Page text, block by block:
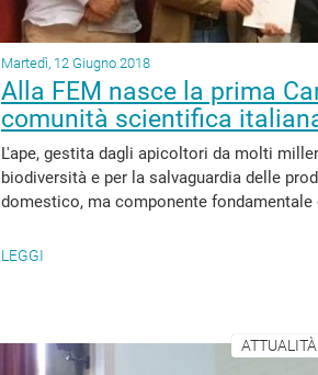
Martedì, 12 Giugno 2018
Alla FEM nasce la prima
comunità scientifica
L'ape, gestita dagli apicoltori da molti
biodiversità e per la salvaguardia delle
domestico, ma componente
LEGGI